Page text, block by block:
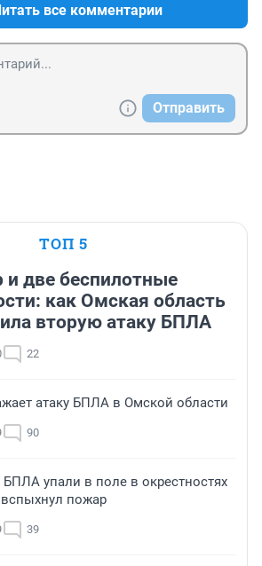
все комментарии
Отправить
ТОП 5
две беспилотные
как Омская область
вторую атаку БПЛА
22
атаку БПЛА в Омской области
90
упали в поле в окрестностях
пожар
39